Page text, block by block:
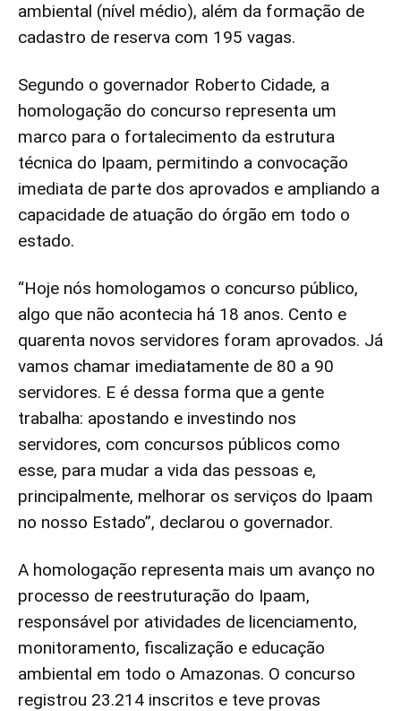
ambiental (nível médio), além da formação de
cadastro de reserva com 195 vagas.
Segundo o governador Roberto Cidade, a
homologação do concurso representa um
marco para o fortalecimento da estrutura
técnica do Ipaam, permitindo a convocação
imediata de parte dos aprovados e ampliando a
capacidade de atuação do órgão em todo o
estado.
“Hoje nós homologamos o concurso público,
algo que não acontecia há 18 anos. Cento e
quarenta novos servidores foram aprovados. Já
vamos chamar imediatamente de 80 a 90
servidores. E é dessa forma que a gente
trabalha: apostando e investindo nos
servidores, com concursos públicos como
esse, para mudar a vida das pessoas e,
principalmente, melhorar os serviços do Ipaam
no nosso Estado”, declarou o governador.
A homologação representa mais um avanço no
processo de reestruturação do Ipaam,
responsável por atividades de licenciamento,
monitoramento, fiscalização e educação
ambiental em todo o Amazonas. O concurso
registrou 23.214 inscritos e teve provas